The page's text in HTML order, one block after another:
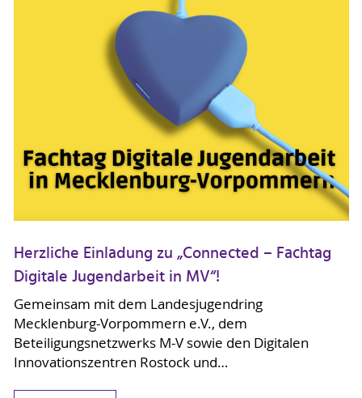
Herzliche Einladung zu „Connected – Fachtag
Digitale Jugendarbeit in MV“!
Gemeinsam mit dem Landesjugendring
Mecklenburg-Vorpommern e.V., dem
Beteiligungsnetzwerks M-V sowie den Digitalen
Innovationszentren Rostock und…